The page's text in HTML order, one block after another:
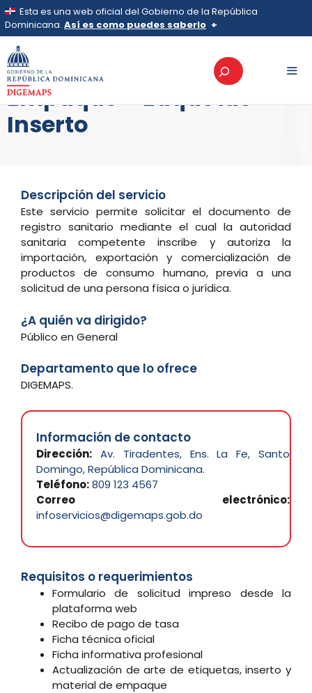
Saltar
al
contenido
Esta es una web oficial del Gobierno de la República
Dominicana. Así es como puedes saberlo
Un sitio .gob.do, .gov.do o .mil.do significa que pertenece a una
organización oficial del Estado dominicano.
Los sitios web oficiales .gob.do, .gov.do o .mil.do
seguros usan HTTPS
Buscar
>Servicios>Actualizacion De Empaque – Etiquetas –
Inserto
Actualizacion De
Empaque – Etiquetas –
Inserto
Descripción del servicio
Este servicio permite solicitar el documento de
registro sanitario mediante el cual la autoridad
sanitaria competente inscribe y autoriza la
importación, exportación y comercialización de
productos de consumo humano, previa a una
solicitud de una persona física o jurídica.
¿A quién va dirigido?
Público en General
Departamento que lo ofrece
DIGEMAPS.
Información de contacto
Dirección: Av. Tiradentes, Ens. La Fe, Santo
Domingo, República Dominicana.
Teléfono:809 123 4567
Correo electrónico:
infoservicios@digemaps.gob.do
Requisitos o requerimientos
Formulario de solicitud impreso desde la
plataforma web
Recibo de pago de tasa
Ficha técnica oficial
Ficha informativa profesional
Actualización de arte de etiquetas, inserto y
material de empaque